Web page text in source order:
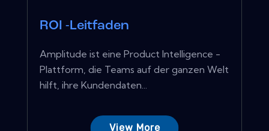
ROI -Leitfaden
Amplitude ist eine Product Intelligence -
Plattform, die Teams auf der ganzen Welt
hilft, ihre Kundendaten...
View More